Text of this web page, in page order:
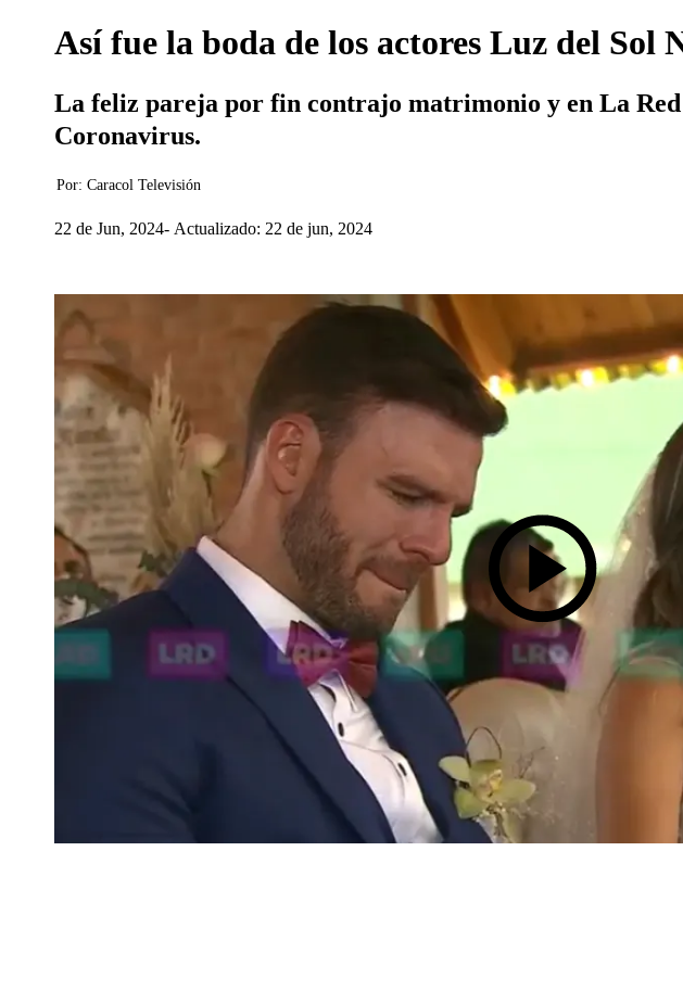
Así fue la boda de los actores Luz del Sol
La feliz pareja por fin contrajo matrimonio y en La Red
Coronavirus.
Por: Caracol Televisión
22 de Jun, 2024 Actualizado: 22 de jun, 2024